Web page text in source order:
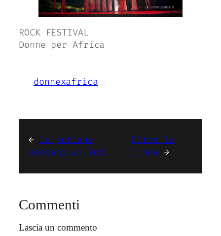
ROCK FESTIVAL
Donne per Africa
donnexafrica
← Le puttane
passano ai led
Oltre la
linea →
Commenti
Lascia un commento